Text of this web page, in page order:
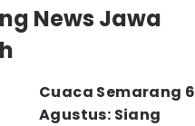
News Jawa
Cuaca Semarang 6
Agustus: Siang